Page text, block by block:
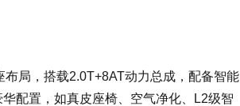
局，搭载2.0T+8AT动力总成，配备智能
配置，如真皮座椅、空气净化、L2级智